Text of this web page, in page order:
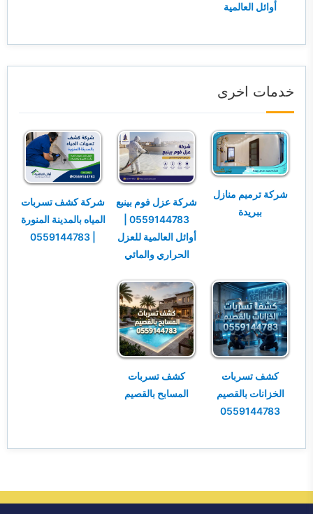
أوائل العالمية
خدمات اخرى
شركة ترميم منازل
ببريدة
شركة عزل فوم بينبع
0559144783 |
أوائل العالمية للعزل
الحراري والمائي
شركة كشف تسربات
المياه بالمدينة المنورة
كشف تسربات
الخزانات بالقصيم
0559144783
كشف تسربات
المسابح بالقصيم